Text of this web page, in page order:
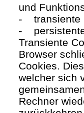
und
- transiente
-
Transiente
Browser
Cookies.
welcher sich
Rechner